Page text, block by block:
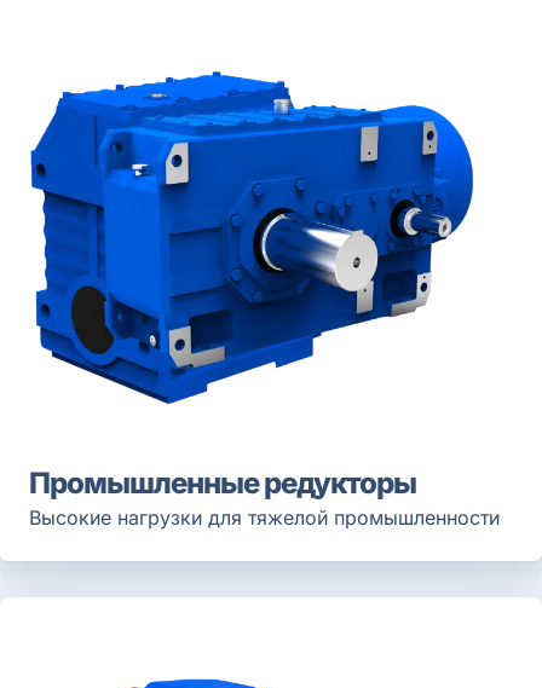
Промышленные редукторы
Высокие нагрузки для тяжелой промышленности